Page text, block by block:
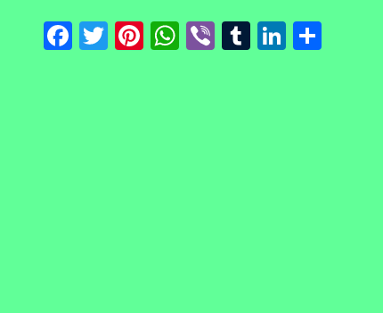
Facebook
Twitter
Pinterest
WhatsApp
ViberTumblrLinkedIn